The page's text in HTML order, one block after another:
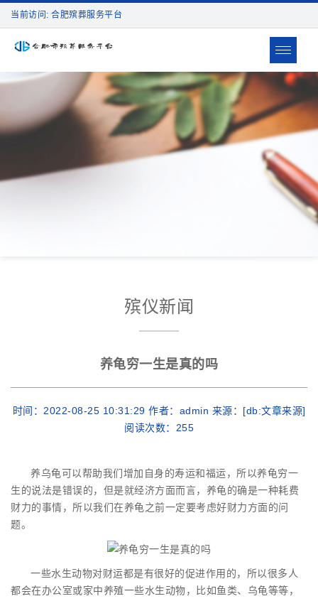
当前访问: 合肥殡葬服务平台
Toggle
殡仪新闻
养龟穷一生是真的吗
时间：2022-08-25 10:31:29 作者：admin 来源：[db:文章来源]
阅读次数： 255
养乌龟可以帮助我们增加自身的寿运和福运，所以养龟穷一
生的说法是错误的，但是就经济方面而言，养龟的确是一种耗费
财力的事情，所以我们在养龟之前一定要考虑好财力方面的问
题。
一些水生动物对财运都是有很好的促进作用的，所以很多人
都会在办公室或家中养殖一些水生动物，比如鱼类、乌龟等等，